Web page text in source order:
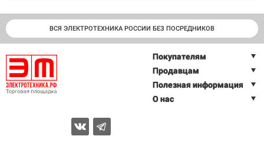
ВСЯ ЭЛЕКТРОТЕХНИКА РОССИИ БЕЗ ПОСРЕДНИКОВ
Покупателям
Продавцам
Полезная информация
О нас